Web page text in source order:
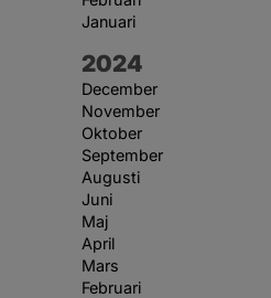
Januari
År:
2024
December
November
Oktober
September
Augusti
Juni
Maj
April
Mars
Februari